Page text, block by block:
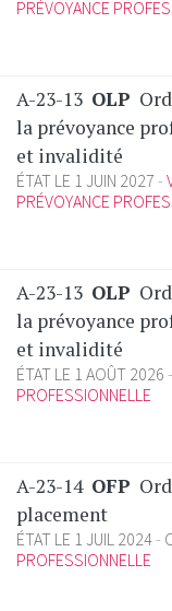
PRÉVOYANCE
A-23-13 OLP
la prévoyance
et invalidité
ÉTAT LE 1 JUIN 2027
PRÉVOYANCE
A-23-13 OLP
la prévoyance
et invalidité
ÉTAT LE 1 AOÛT 2026
PROFESSIONNELLE
A-23-14 OFP
placement
ÉTAT LE 1 JUIL 2024
PROFESSIONNELLE